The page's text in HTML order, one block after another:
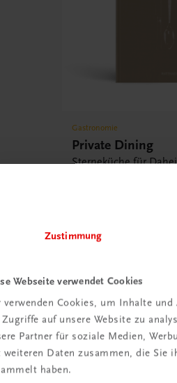
Zustimmung
Webseite verwendet Cookies
verwenden Cookies, um Inhalte
auf unsere Website zu
Partner für soziale Medien,
weiteren Daten zusammen, die Sie
haben.
Gastronomie
Private Dining
Sterneküche für
bei